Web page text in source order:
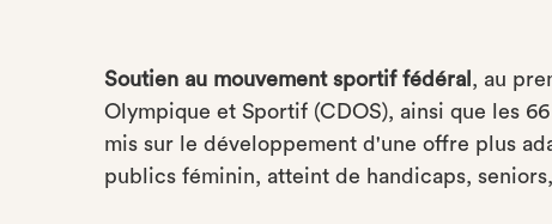
Soutien au mouvement sportif fédéral , au
Olympique et Sportif (CDOS), ainsi que les
mis sur le développement d'une offre plus
publics féminin, atteint de handicaps,